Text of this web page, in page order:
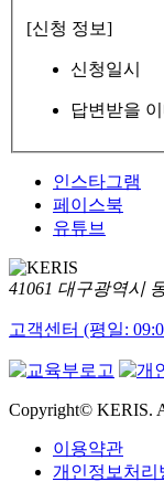
[신청 정보]
신청일시
답변받을
인스타그램
페이스북
유튜브
41061 대구광역시
고객센터 (평일:
Copyright© KERIS.
이용약관
개인정보처리